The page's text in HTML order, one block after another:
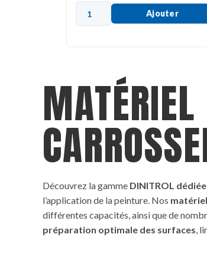
Ajouter
Découvrez la gamme DINITROL
l’application de la peinture. Nos
différentes capacités, ainsi que de
préparation optimale des surfaces,